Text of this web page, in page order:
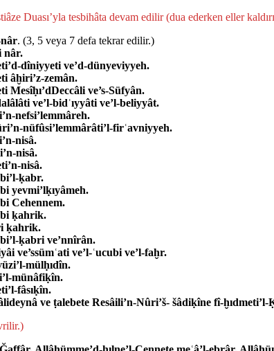
Duası’yla tesbihâta devam edilir (dua eder­ken eller
. (3, 5 veya 7 de­fa tekrar edilir.)
nâr.
dîniyyeti ve’d-dünyeviyyeh.
âḫiri’z-zemân.
ve’s-Süfyân.
ve’l-bidʿıyyâti ve’l-beliyyât.
nefsi’lemmâreh.
nüfûsi’lemmârâti’l-firʿavniyyeh.
nisâ.
nisâ.
nisâ.
ḳabr.
yevmi’lḳıyâmeh.
Cehennem.
ḳahrik.
ḳahrik.
ḳabri ve’nnîrân.
ve’ssümʿati ve’l-ʿucubi ve’l-faḫr.
mülḥıdîn.
münâfiḳîn.
fâsıḳîn.
ve ṭalebete Resâili’n-Nûri’š- šâdiḳîne fî-